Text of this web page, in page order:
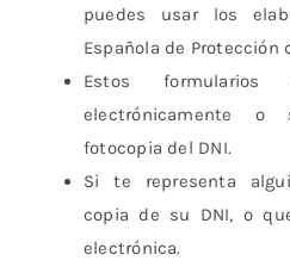
puedes usar los
Española de Protección
Estos
electrónicamente o
fotocopia del DNI.
Si te representa
copia de su DNI, o
electrónica.